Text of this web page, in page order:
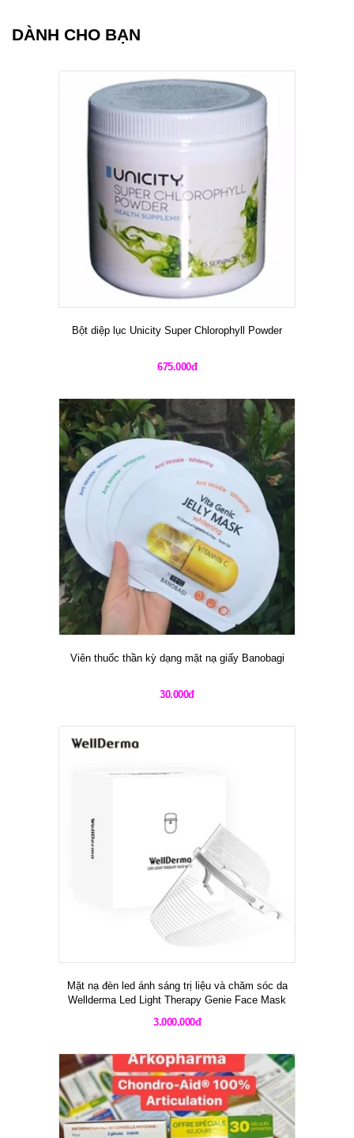
DÀNH CHO BẠN
Bột diệp lục Unicity Super Chlorophyll Powder
675.000đ
Viên thuốc thần kỳ dạng mặt nạ giấy Banobagi
30.000đ
Mặt nạ đèn led ánh sáng trị liệu và chăm sóc da
Wellderma Led Light Therapy Genie Face Mask
3.000.000đ